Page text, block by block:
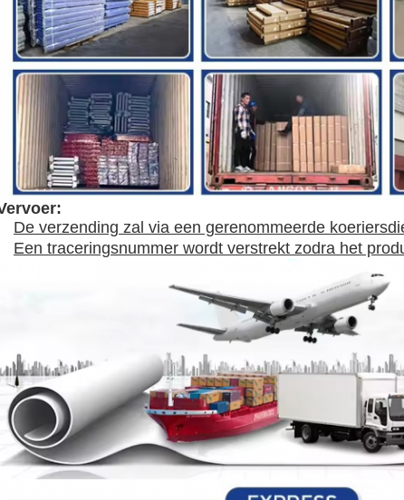
De verzending zal via een gerenommeerde
Een traceringsnummer wordt verstrekt zodra het